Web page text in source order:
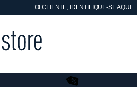
OICLIENTE, IDENTIFIQUE-SEAQUI